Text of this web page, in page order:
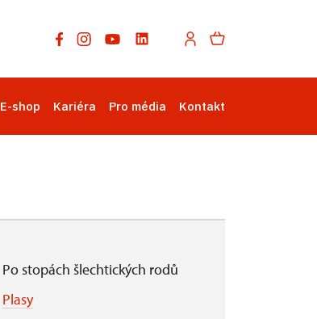
E-shop Kariéra Pro média Kontakt
Po stopách šlechtických rodů
Plasy